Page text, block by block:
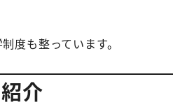
度も整っています。
介